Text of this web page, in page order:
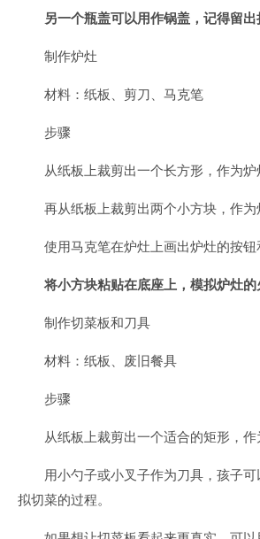
另一个瓶盖可以用作锅盖，记得留出
制作炉灶
材料：纸板、剪刀、马克笔
步骤
从纸板上裁剪出一个长方形，作为炉
再从纸板上裁剪出两个小方块，作为
使用马克笔在炉灶上画出炉灶的按钮
将小方块粘贴在底座上，模拟炉灶的
制作切菜板和刀具
材料：纸板、废旧餐具
步骤
从纸板上裁剪出一个适合的矩形，作
用小勺子或小叉子作为刀具，孩子
拟切菜的过程。